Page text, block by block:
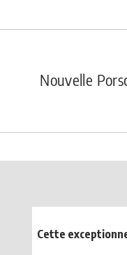
Nouvelle
Cette